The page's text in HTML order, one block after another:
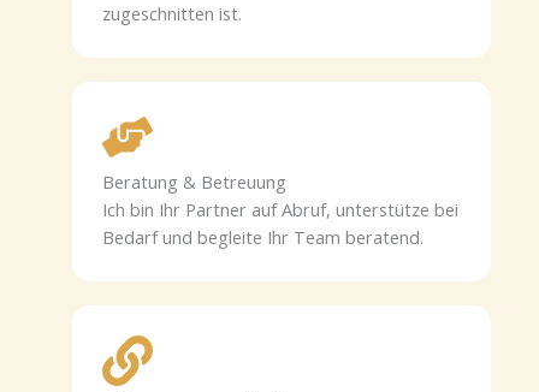
zugeschnitten ist.
Beratung & Betreuung
Ich bin Ihr Partner auf Abruf, unterstütze bei
Bedarf und begleite Ihr Team beratend.